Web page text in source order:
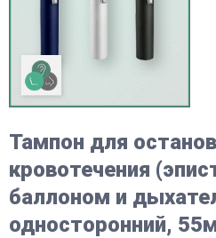
Тампон для
кровотечения
баллоном и
односторонний,